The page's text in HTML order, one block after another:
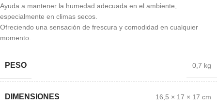
Ayuda a mantener la humedad adecuada en el ambiente,
especialmente en climas secos.
Ofreciendo una sensación de frescura y comodidad en cualquier
momento.
PESO 0,7 kg
DIMENSIONES 16,5 × 17 × 17 cm